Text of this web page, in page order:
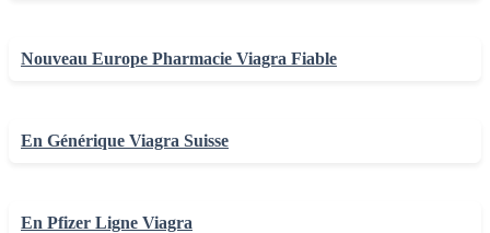
Nouveau Europe Pharmacie Viagra Fiable
En Générique Viagra Suisse
En Pfizer Ligne Viagra